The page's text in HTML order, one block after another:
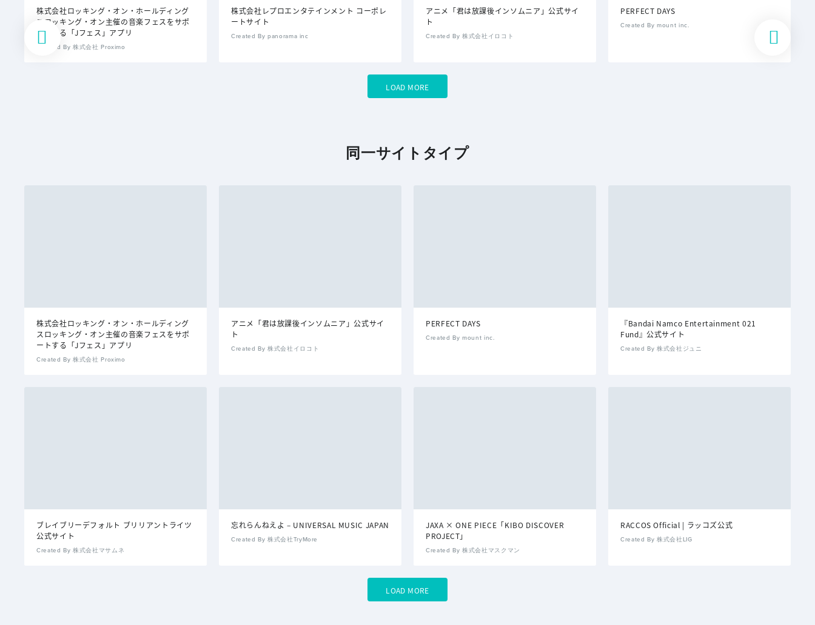
株式会社ロッキング・オン・ホールディング
スロッキング・オン主催の音楽フェスをサポ
ートする「Jフェス」アプリ
Created By 株式会社 Proximo
株式会社レプロエンタテインメント コーポレ
ートサイト
Created By panorama inc
アニメ「君は放課後インソムニア」公式サイ
ト
Created By 株式会社イロコト
PERFECT DAYS
Created By mount inc.
LOAD MORE
同一サイトタイプ
株式会社ロッキング・オン・ホールディング
スロッキング・オン主催の音楽フェスをサポ
ートする「Jフェス」アプリ
Created By 株式会社 Proximo
アニメ「君は放課後インソムニア」公式サイ
ト
Created By 株式会社イロコト
PERFECT DAYS
Created By mount inc.
『Bandai Namco Entertainment 021
Fund』公式サイト
Created By 株式会社ジュニ
ブレイブリーデフォルト ブリリアントライツ
公式サイト
Created By 株式会社マサムネ
忘れらんねえよ – UNIVERSAL MUSIC JAPAN
Created By 株式会社TryMore
JAXA × ONE PIECE「KIBO DISCOVER
PROJECT」
Created By 株式会社マスクマン
RACCOS Official | ラッコズ公式
Created By 株式会社LIG
LOAD MORE